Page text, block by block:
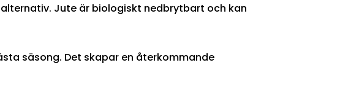
Jute är biologiskt nedbrytbart och kan
säsong. Det skapar en återkommande